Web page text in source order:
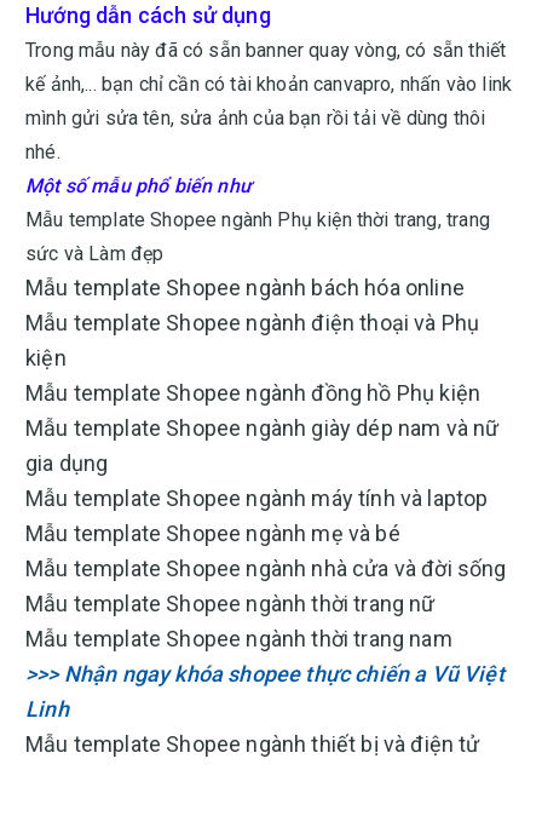
Hướng dẫn cách sử dụng
Trong mẫu này đã có sẵn banner quay vòng, có sẵn thiết
kế ảnh,... bạn chỉ cần có tài khoản canvapro, nhấn vào link
mình gửi sửa tên, sửa ảnh của bạn rồi tải về dùng thôi
nhé.
Một số mẫu phổ biến như
Mẫu template Shopee ngành Phụ kiện thời trang, trang
sức và Làm đẹp
Mẫu template Shopee ngành bách hóa online
Mẫu template Shopee ngành điện thoại và Phụ
kiện
Mẫu template Shopee ngành đồng hồ Phụ kiện
Mẫu template Shopee ngành giày dép nam và nữ
gia dụng
Mẫu template Shopee ngành máy tính và laptop
Mẫu template Shopee ngành mẹ và bé
Mẫu template Shopee ngành nhà cửa và đời sống
Mẫu template Shopee ngành thời trang nữ
Mẫu template Shopee ngành thời trang nam
>>> Nhận ngay khóa shopee thực chiến a Vũ Việt
Linh
Mẫu template Shopee ngành thiết bị và điện tử